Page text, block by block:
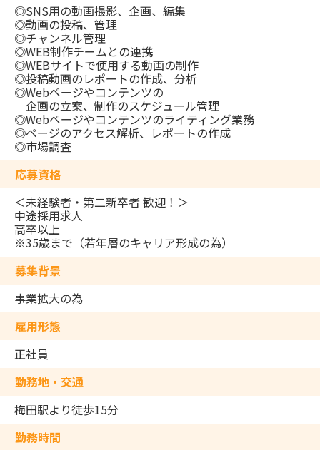
◎SNS用の動画撮影、企画、編集
◎動画の投稿、管理
◎チャンネル管理
◎WEB制作チームとの連携
◎WEBサイトで使用する動画の制作
◎投稿動画のレポートの作成、分析
◎Webページやコンテンツの
企画の立案、制作のスケジュール管理
◎Webページやコンテンツのライティング業務
◎ページのアクセス解析、レポートの作成
◎市場調査
応募資格
＜未経験者・第⼆新卒者 歓迎！＞
中途採用求人
高卒以上
※35歳まで（若年層のキャリア形成の為）
募集背景
事業拡大の為
雇用形態
正社員
勤務地・交通
梅田駅より徒歩15分
勤務時間